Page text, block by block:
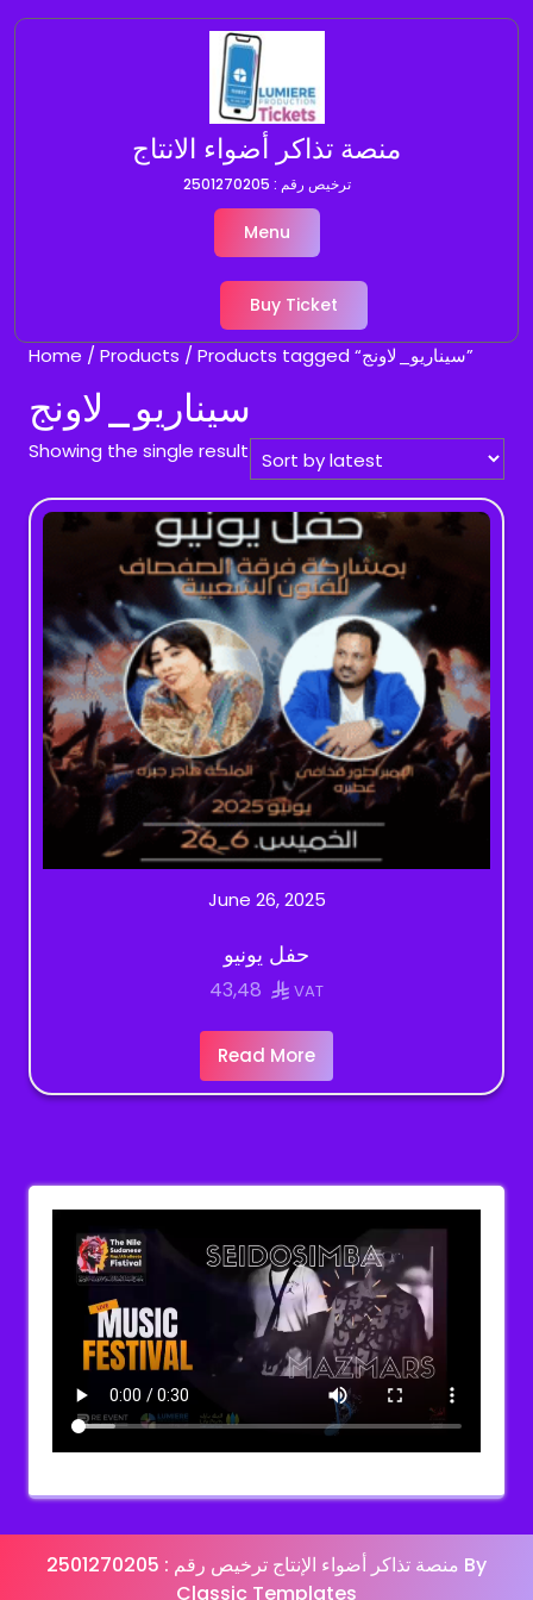
Skip
منصة تذاكر أضواء الانتاج
ترخيص رقم : 2501270205
Menu
Buy Ticket
Home /Products / Products tagged “سيناريو_لاونج”
سيناريو_لاونج
Showing the single result
June 26, 2025
حفل يونيو
43,48 VAT
Read More
By
Classic Templates